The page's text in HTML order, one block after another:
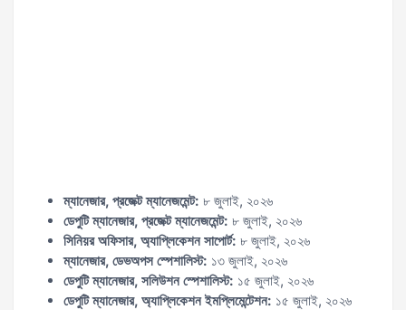
ম্যানেজার, প্রজেক্ট ম্যানেজমেন্ট: ৮ জুলাই, ২০২৬
ডেপুটি ম্যানেজার, প্রজেক্ট ম্যানেজমেন্ট: ৮ জুলাই, ২০২৬
সিনিয়র অফিসার, অ্যাপ্লিকেশন সাপোর্ট: ৮ জুলাই, ২০২৬
ম্যানেজার, ডেভঅপস স্পেশালিস্ট: ১৩ জুলাই, ২০২৬
ডেপুটি ম্যানেজার, সলিউশন স্পেশালিস্ট: ১৫ জুলাই, ২০২৬
ডেপুটি ম্যানেজার, অ্যাপ্লিকেশন ইমপ্লিমেন্টেশন: ১৫ জুলাই, ২০২৬